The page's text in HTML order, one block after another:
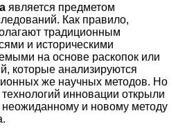
является предметом
Как правило,
традиционным
и историческими
на основе раскопок или
которые анализируются
же научных методов. Но
инновации открыли
и новому методу